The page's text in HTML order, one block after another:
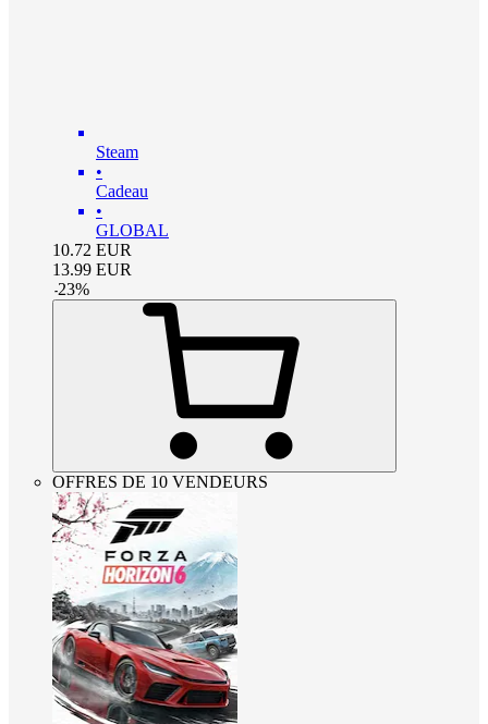
Steam
•
Cadeau
•
GLOBAL
10.72 EUR
13.99 EUR
-23%
OFFRES DE 10 VENDEURS